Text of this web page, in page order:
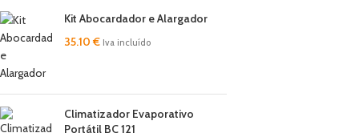
Kit Abocardador e Alargador
35.10€ Iva incluído
Climatizador Evaporativo
Portátil BC 121